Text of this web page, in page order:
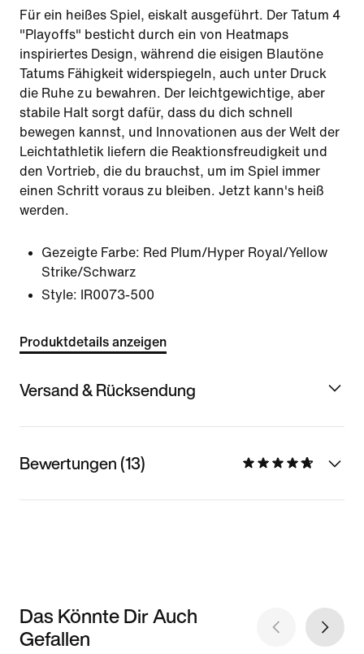
Für ein heißes Spiel, eiskalt ausgeführt. Der Tatum 4
"Playoffs" besticht durch ein von Heatmaps
inspiriertes Design, während die eisigen Blautöne
Tatums Fähigkeit widerspiegeln, auch unter Druck
die Ruhe zu bewahren. Der leichtgewichtige, aber
stabile Halt sorgt dafür, dass du dich schnell
bewegen kannst, und Innovationen aus der Welt der
Leichtathletik liefern die Reaktionsfreudigkeit und
den Vortrieb, die du brauchst, um im Spiel immer
einen Schritt voraus zu bleiben. Jetzt kann's heiß
werden.
Gezeigte Farbe: Red Plum/Hyper Royal/Yellow
Strike/Schwarz
Style:
IR0073-500
Produktdetails anzeigen
Versand & Rücksendung
Bewertungen (13)
Das Könnte Dir Auch
Gefallen